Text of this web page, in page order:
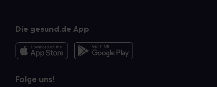
Die gesund.de App
Folge uns!